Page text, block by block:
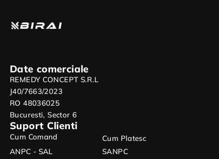
Date comerciale
REMEDY CONCEPT S.R.L
J40/7663/2023
RO 48036025
Bucuresti, Sector 6
Suport Clienti
Cum Comand
Cum Platesc
ANPC - SAL
SANPC